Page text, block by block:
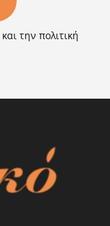
και την πολιτική